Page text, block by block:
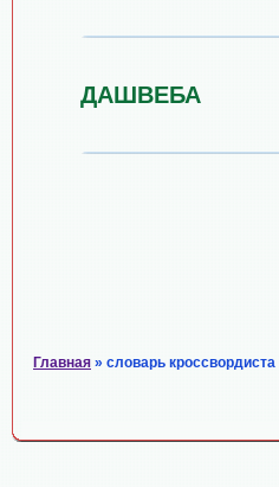
ДАШВЕБА
Главная » словарь кроссвордиста